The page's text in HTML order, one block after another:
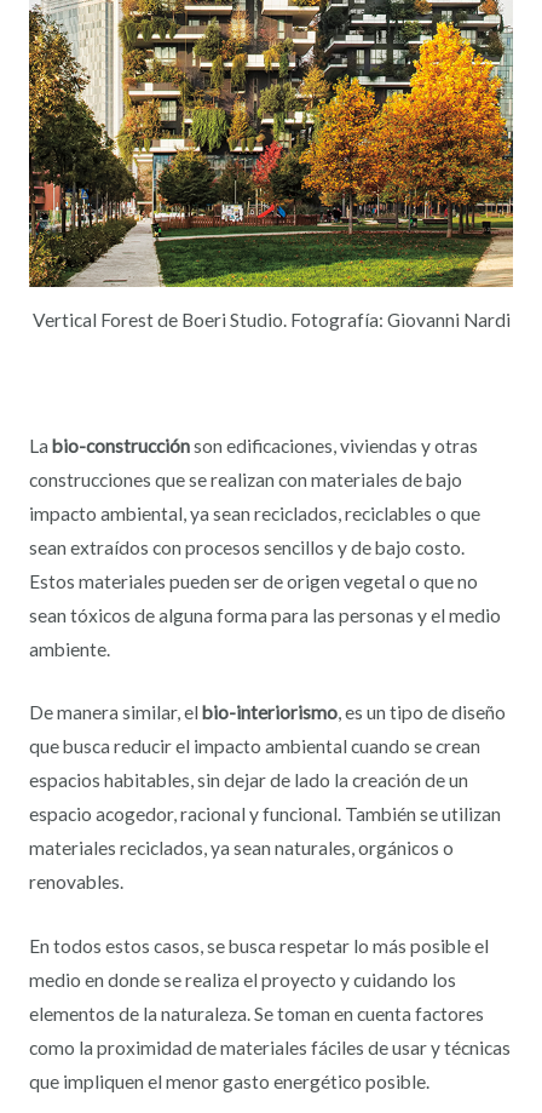
Vertical Forest de Boeri Studio. Fotografía: Giovanni Nardi
La bio-construcciónson edificaciones, viviendas y otras
construcciones que se realizan con materiales de bajo
impacto ambiental, ya sean reciclados, reciclables o que
sean extraídos con procesos sencillos y de bajo costo.
Estos materiales pueden ser de origen vegetal o que no
sean tóxicos de alguna forma para las personas y el medio
ambiente.
De manera similar, el bio-interiorismo, es un tipo de diseño
que busca reducir el impacto ambiental cuando se crean
espacios habitables, sin dejar de lado la creación de un
espacio acogedor, racional y funcional. También se utilizan
materiales reciclados, ya sean naturales, orgánicos o
renovables.
En todos estos casos, se busca respetar lo más posible el
medio en donde se realiza el proyecto y cuidando los
elementos de la naturaleza. Se toman en cuenta factores
como la proximidad de materiales fáciles de usar y técnicas
que impliquen el menor gasto energético posible.